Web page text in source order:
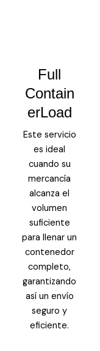
Full
Contain
erLoad
Este servicio
es ideal
cuando su
mercancía
alcanza el
volumen
suficiente
para llenar un
contenedor
completo,
garantizando
así un envío
seguro y
eficiente.